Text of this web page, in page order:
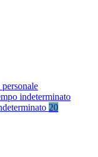
indeterminato
20